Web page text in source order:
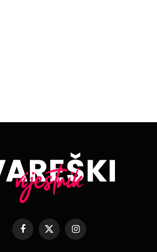
Facebook
X
Instagram